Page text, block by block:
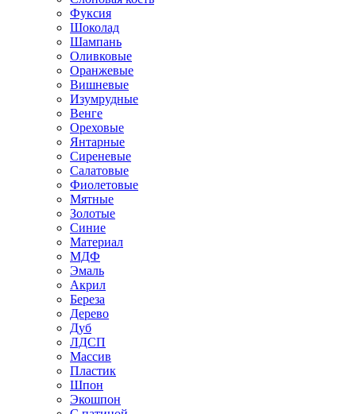
Фуксия
Шоколад
Шампань
Оливковые
Оранжевые
Вишневые
Изумрудные
Венге
Ореховые
Янтарные
Сиреневые
Салатовые
Фиолетовые
Мятные
Золотые
Синие
Материал
МДФ
Эмаль
Акрил
Береза
Дерево
Дуб
ЛДСП
Массив
Пластик
Шпон
Экошпон